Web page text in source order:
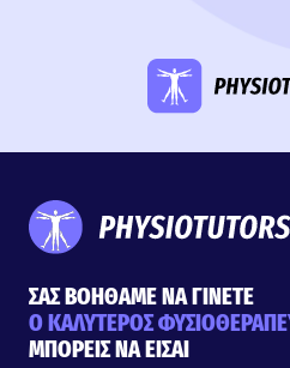
ΣΑΣ ΒΟΗΘΑΜΕ ΝΑ ΓΙΝΕΤΕ
Ο ΚΑΛΥΤΕΡΟΣ
ΜΠΟΡΕΙΣ ΝΑ ΕΙΣΑΙ